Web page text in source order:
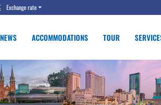
Exchange rate
NEWS ACCOMMODATIONS TOUR